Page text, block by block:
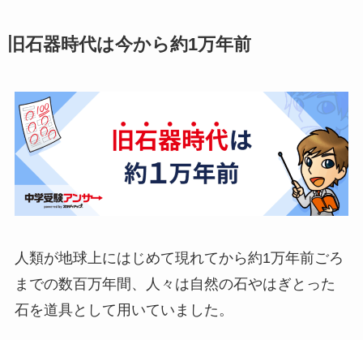
旧石器時代は今から約1万年前
人類が地球上にはじめて現れてから約1万年前ごろ
までの数百万年間、人々は自然の石やはぎとった
石を道具として用いていました。